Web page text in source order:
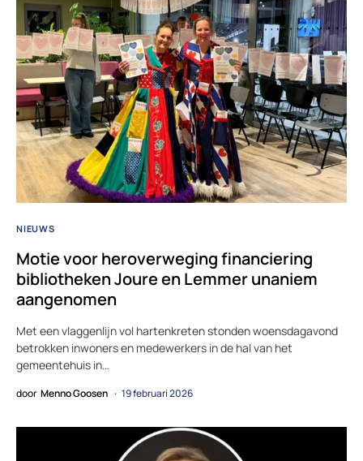
NIEUWS
Motie voor heroverweging financiering
bibliotheken Joure en Lemmer unaniem
aangenomen
Met een vlaggenlijn vol hartenkreten stonden woensdagavond
betrokken inwoners en medewerkers in de hal van het
gemeentehuis in…
door Menno Goosen 19 februari 2026